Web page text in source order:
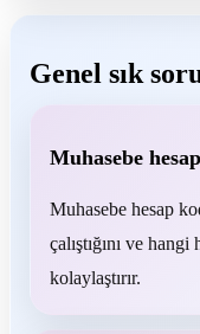
Genel sık
Muhasebe
Muhasebe hesap
çalıştığını ve
kolaylaştırır.